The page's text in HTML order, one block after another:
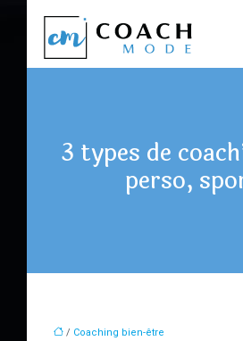
3 types de
perso,
/ Coaching bien-être